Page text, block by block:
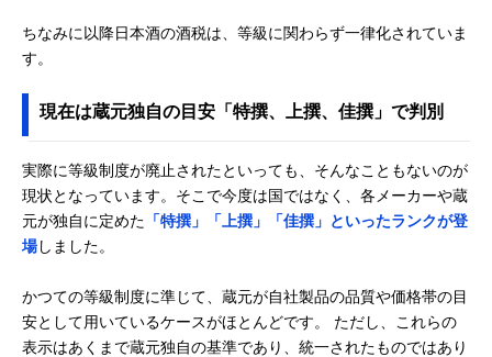
ちなみに以降日本酒の酒税は、等級に関わらず一律化されていま
す。
現在は蔵元独自の目安「特撰、上撰、佳撰」で判別
実際に等級制度が廃止されたといっても、そんなこともないのが
現状となっています。そこで今度は国ではなく、各メーカーや蔵
元が独自に定めた 「特撰」「上撰」「佳撰」といったランクが登
場しました。
かつての等級制度に準じて、蔵元が自社製品の品質や価格帯の目
安として用いているケースがほとんどです。 ただし、これらの
表示はあくまで蔵元独自の基準であり、統一されたものではあり